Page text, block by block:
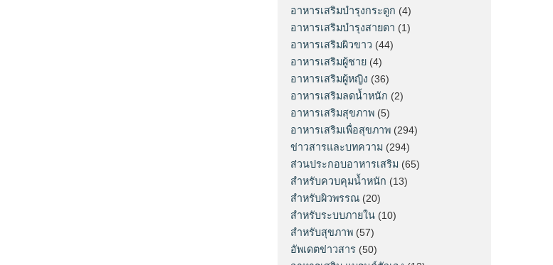
อาหารเสริมบำรุงกระดูก (4)
อาหารเสริมบำรุงสายตา (1)
อาหารเสริมผิวขาว (44)
อาหารเสริมผู้ชาย (4)
อาหารเสริมผู้หญิง (36)
อาหารเสริมลดน้ำหนัก (2)
อาหารเสริมสุขภาพ (5)
อาหารเสริมเพื่อสุขภาพ (294)
ข่าวสารและบทความ (294)
ส่วนประกอบอาหารเสริม (65)
สำหรับควบคุมน้ำหนัก (13)
สำหรับผิวพรรณ (20)
สำหรับระบบภายใน (10)
สำหรับสุขภาพ (57)
อัพเดตข่าวสาร (50)